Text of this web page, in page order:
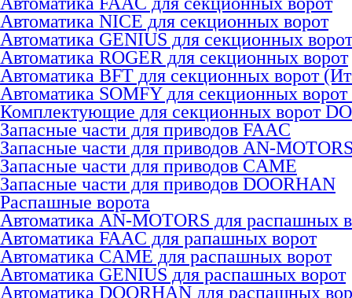
Автоматика NICE для секционных ворот
Автоматика GENIUS для секционных ворот
Автоматика ROGER для секционных ворот
Автоматика BFT для секционных ворот
Автоматика SOMFY для секционных
Комплектующие для секционных ворот
Запасные части для приводов FAAC
Запасные части для приводов AN-
Запасные части для приводов CAME
Запасные части для приводов DOORHAN
Распашные ворота
Автоматика AN-MOTORS для распашных
Автоматика FAAC для рапашных ворот
Автоматика CAME для раcпашных ворот
Автоматика GENIUS для раcпашных ворот
Автоматика DOORHAN для раcпашных